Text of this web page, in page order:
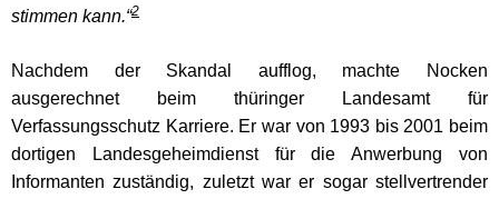
stimmen kann.“2
Nachdem der Skandal aufflog, machte Nocken
ausgerechnet beim thüringer Landesamt für
Verfassungsschutz Karriere. Er war von 1993 bis 2001 beim
dortigen Landesgeheimdienst für die Anwerbung von
Informanten zuständig, zuletzt war er sogar stellvertrender